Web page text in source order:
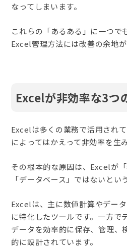
なってしまいます。
これらの「あるある」に一つで
Excel管理方法には改善の余地が
Excelが非効率な3つ
Excelは多くの業務で活用され
によってはかえって非効率を生
その根本的な原因は、Excelが「
「データベース」ではないとい
Excelは、主に数値計算やデー
に特化したツールです。一方で
データを効率的に保存、管理、
的に設計されています。